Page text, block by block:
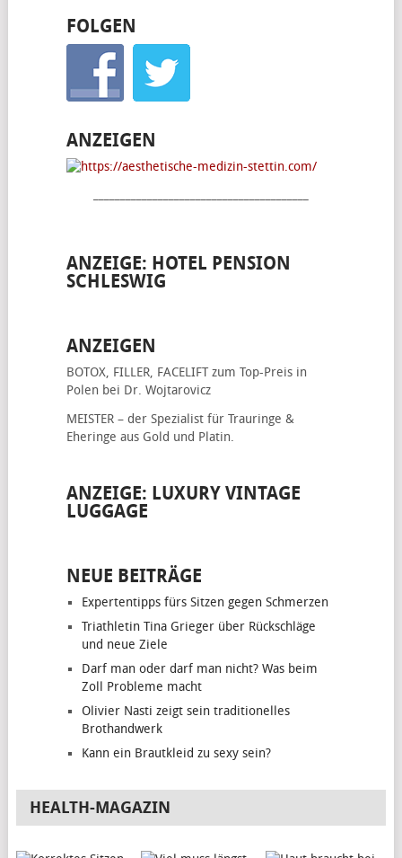
FOLGEN
ANZEIGEN
ANZEIGE: HOTEL PENSION
SCHLESWIG
ANZEIGEN
BOTOX, FILLER, FACELIFTzum Top-Preis in
Polen bei Dr. Wojtarovicz
MEISTER – der Spezialist für Trauringe &
Eheringe aus Gold und Platin.
ANZEIGE: LUXURY VINTAGE
LUGGAGE
NEUE BEITRÄGE
Expertentipps fürs Sitzen gegen Schmerzen
Triathletin Tina Grieger über Rückschläge
und neue Ziele
Darf man oder darf man nicht? Was beim
Zoll Probleme macht
Olivier Nasti zeigt sein traditionelles
Brothandwerk
Kann ein Brautkleid zu sexy sein?
HEALTH-MAGAZIN